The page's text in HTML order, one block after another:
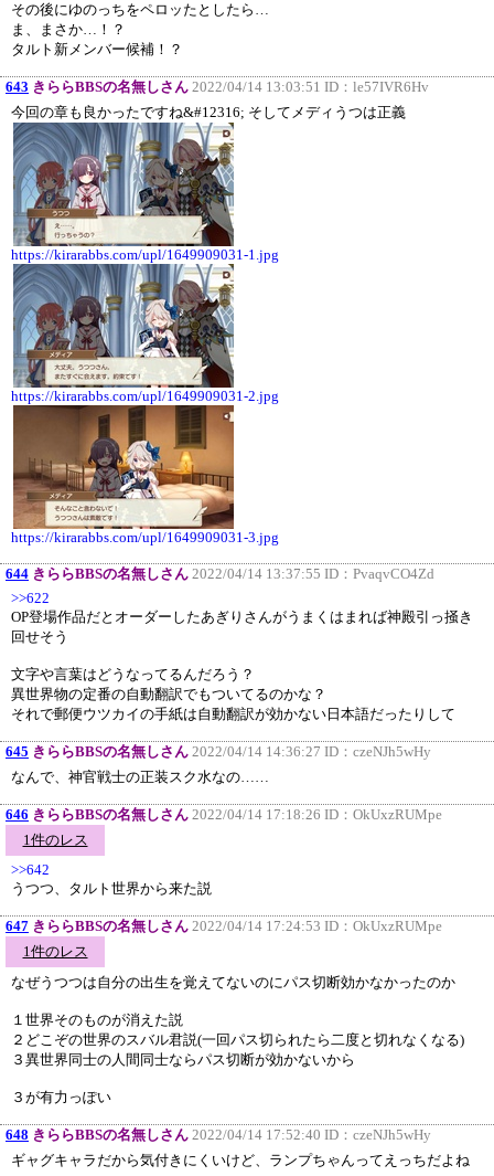
その後にゆのっちをペロッたとしたら…
ま、まさか…！？
タルト新メンバー候補！？
643 きららBBSの名無しさん 2022/04/14 13:03:51 ID： le57IVR6Hv
今回の章も良かったですね&#12316; そしてメディうつは正義
https://kirarabbs.com/upl/1649909031-1.jpg
https://kirarabbs.com/upl/1649909031-2.jpg
https://kirarabbs.com/upl/1649909031-3.jpg
644 きららBBSの名無しさん 2022/04/14 13:37:55 ID： PvaqvCO4Zd
>>622
OP登場作品だとオーダーしたあぎりさんがうまくはまれば神殿引っ掻き
回せそう
文字や言葉はどうなってるんだろう？
異世界物の定番の自動翻訳でもついてるのかな？
それで郵便ウツカイの手紙は自動翻訳が効かない日本語だったりして
645 きららBBSの名無しさん 2022/04/14 14:36:27 ID： czeNJh5wHy
なんで、神官戦士の正装スク水なの……
646 きららBBSの名無しさん 2022/04/14 17:18:26 ID： OkUxzRUMpe
1件のレス
>>642
うつつ、タルト世界から来た説
647 きららBBSの名無しさん 2022/04/14 17:24:53 ID： OkUxzRUMpe
1件のレス
なぜうつつは自分の出生を覚えてないのにパス切断効かなかったのか
１世界そのものが消えた説
２どこぞの世界のスバル君説(一回パス切られたら二度と切れなくなる)
３異世界同士の人間同士ならパス切断が効かないから
３が有力っぽい
648 きららBBSの名無しさん 2022/04/14 17:52:40 ID： czeNJh5wHy
ギャグキャラだから気付きにくいけど、ランプちゃんってえっちだよね